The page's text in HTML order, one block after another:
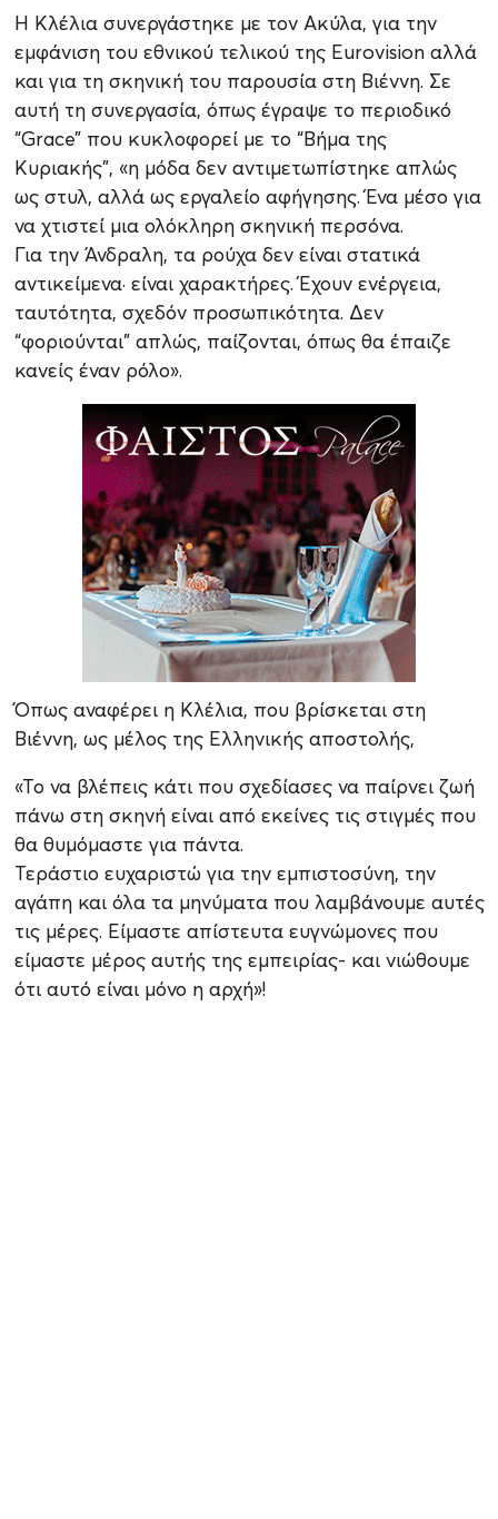
Η Κλέλια συνεργάστηκε με τον Ακύλα, για την
εμφάνιση του εθνικού τελικού της Eurovision αλλά
και για τη σκηνική του παρουσία στη Βιέννη. Σε
αυτή τη συνεργασία, όπως έγραψε το περιοδικό
“Grace” που κυκλοφορεί με το “Βήμα της
Κυριακής”, «η μόδα δεν αντιμετωπίστηκε απλώς
ως στυλ, αλλά ως εργαλείο αφήγησης. Ένα μέσο για
να χτιστεί μια ολόκληρη σκηνική περσόνα.
Για την Άνδραλη, τα ρούχα δεν είναι στατικά
αντικείμενα· είναι χαρακτήρες. Έχουν ενέργεια,
ταυτότητα, σχεδόν προσωπικότητα. Δεν
“φοριούνται” απλώς, παίζονται, όπως θα έπαιζε
κανείς έναν ρόλο».
Όπως αναφέρει η Κλέλια, που βρίσκεται στη
Βιέννη, ως μέλος της Ελληνικής αποστολής,
«Το να βλέπεις κάτι που σχεδίασες να παίρνει ζωή
πάνω στη σκηνή είναι από εκείνες τις στιγμές που
θα θυμόμαστε για πάντα.
Τεράστιο ευχαριστώ για την εμπιστοσύνη, την
αγάπη και όλα τα μηνύματα που λαμβάνουμε αυτές
τις μέρες. Είμαστε απίστευτα ευγνώμονες που
είμαστε μέρος αυτής της εμπειρίας- και νιώθουμε
ότι αυτό είναι μόνο η αρχή»!